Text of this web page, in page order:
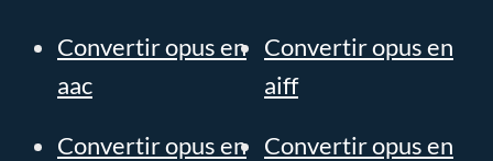
Convertir opus en
aac
Convertir opus en
aiff
Convertir opus en
Convertir opus en